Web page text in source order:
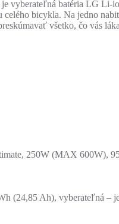
vyberateľná batéria LG Li-
celého bicykla. Na jedno
všetko, čo vás
250W (MAX 600W),
(24,85 Ah), vyberateľná –